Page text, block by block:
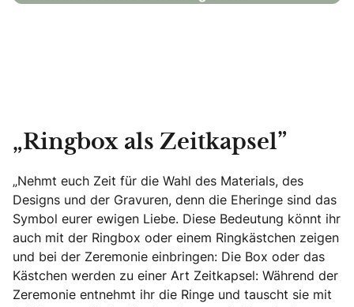
„Ringbox als Zeitkapsel”
„Nehmt euch Zeit für die Wahl des Materials, des
Designs und der Gravuren, denn die Eheringe sind das
Symbol eurer ewigen Liebe. Diese Bedeutung könnt ihr
auch mit der Ringbox oder einem Ringkästchen zeigen
und bei der Zeremonie einbringen: Die Box oder das
Kästchen werden zu einer Art Zeitkapsel: Während der
Zeremonie entnehmt ihr die Ringe und tauscht sie mit